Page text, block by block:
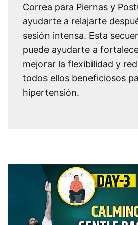
Correa para Piernas y
ayudarte a relajarte
sesión intensa. Esta
puede ayudarte a
mejorar la flexibilidad y
todos ellos beneficiosos
hipertensión.